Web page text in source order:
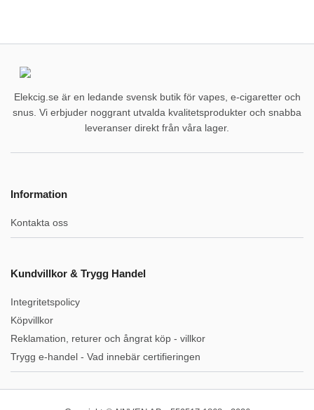
Elekcig.se är en ledande svensk butik för vapes, e-cigaretter och
snus. Vi erbjuder noggrant utvalda kvalitetsprodukter och snabba
leveranser direkt från våra lager.
Information
Kontakta oss
Kundvillkor & Trygg Handel
Integritetspolicy
Köpvillkor
Reklamation, returer och ångrat köp - villkor
Trygg e-handel - Vad innebär certifieringen